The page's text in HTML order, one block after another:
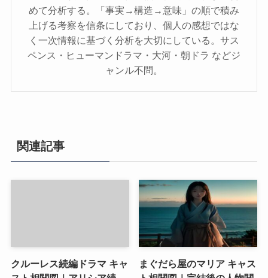
めて分析する。「事実→構造→意味」の順で積み
上げる考察を信条にしており、個人の感想ではな
く一次情報に基づく分析を大切にしている。サス
ペンス・ヒューマンドラマ・大河・朝ドラ などジ
ャンル不問。
関連記事
クルーレス続編ドラマ キャ
まぐだら屋のマリア キャス